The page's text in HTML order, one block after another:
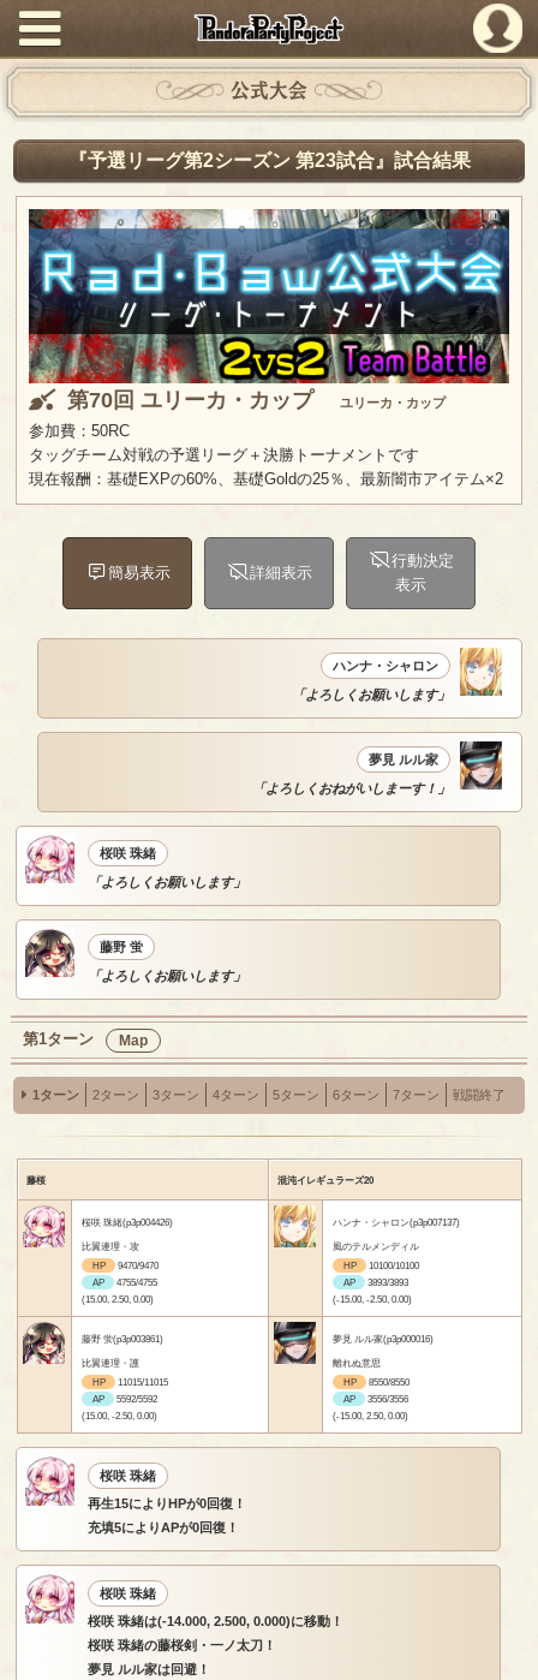
PandoraPartyProject
公式大会
『予選リーグ第2シーズン 第23試合』試合結果
第70回 ユリーカ・カップ ユリーカ・カップ
参加費：50RC
タッグチーム対戦の予選リーグ＋決勝トーナメントです
現在報酬：基礎EXPの60%、基礎Goldの25％、最新闇市アイテム×2
簡易表示 詳細表示
行動決定
表示
ハンナ・シャロン
「よろしくお願いします」
夢見 ルル家
「よろしくおねがいしまーす！」
桜咲 珠緒
「よろしくお願いします」
藤野 蛍
「よろしくお願いします」
第1ターン Map
1ターン 2ターン 3ターン 4ターン 5ターン 6ターン 7ターン 戦闘終了
藤桜 混沌イレギュラーズ20
桜咲 珠緒(p3p004426)
比翼連理・攻
HP
9470/9470
AP
4755/4755
(15.00, 2.50, 0.00)
ハンナ・シャロン(p3p007137)
風のテルメンディル
HP
10100/10100
AP
3893/3893
(-15.00, -2.50, 0.00)
藤野 蛍(p3p003861)
比翼連理・護
HP
11015/11015
AP
5592/5592
(15.00, -2.50, 0.00)
夢見 ルル家(p3p000016)
離れぬ意思
HP
8550/8550
AP
3556/3556
(-15.00, 2.50, 0.00)
桜咲 珠緒
再生15によりHPが0回復！
充填5によりAPが0回復！
桜咲 珠緒
桜咲 珠緒は(-14.000, 2.500, 0.000)に移動！
桜咲 珠緒の藤桜剣・一ノ太刀！
夢見 ルル家は回避！